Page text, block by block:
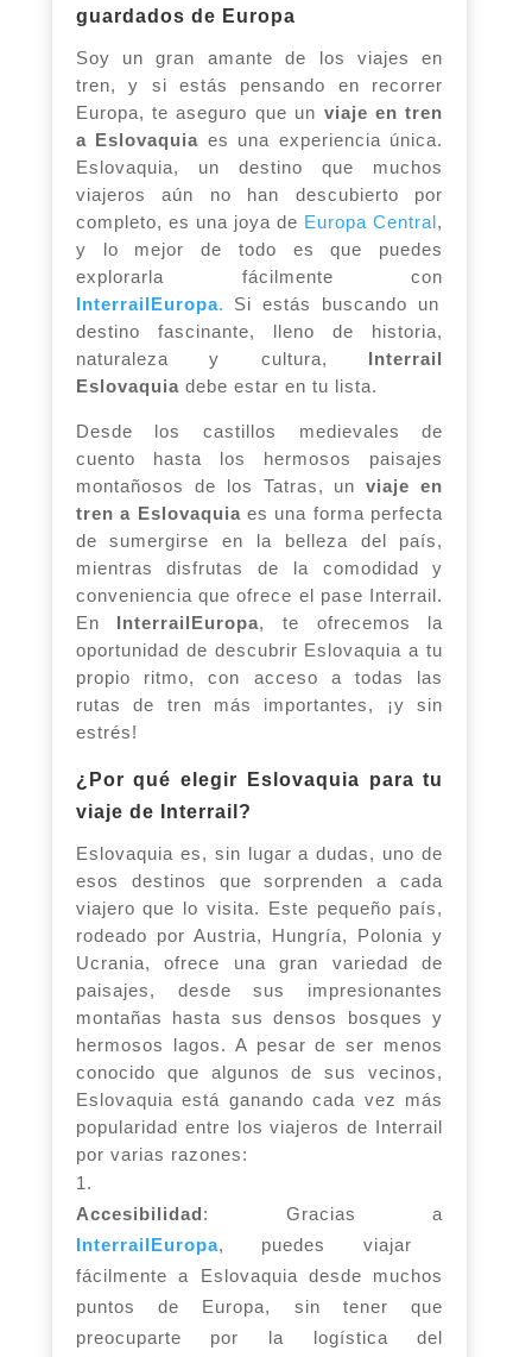
guardados de Europa
Soy un gran amante de los viajes en
tren, y si estás pensando en recorrer
Europa, te aseguro que un viaje en tren
a Eslovaquia es una experiencia única.
Eslovaquia, un destino que muchos
viajeros aún no han descubierto por
completo, es una joya de Europa Central,
y lo mejor de todo es que puedes
explorarla fácilmente con
InterrailEuropa.
Si estás buscando un
destino fascinante, lleno de historia,
naturaleza y cultura, Interrail
Eslovaquia debe estar en tu lista.
Desde los castillos medievales de
cuento hasta los hermosos paisajes
montañosos de los Tatras, unviaje en
tren a Eslovaquia es una forma perfecta
de sumergirse en la belleza del país,
mientras disfrutas de la comodidad y
conveniencia que ofrece el pase Interrail.
En InterrailEuropa, te ofrecemos la
oportunidad de descubrir Eslovaquia a tu
propio ritmo, con acceso a todas las
rutas de tren más importantes, ¡y sin
estrés!
¿Por qué elegir Eslovaquia para tu
viaje de Interrail?
Eslovaquia es, sin lugar a dudas, uno de
esos destinos que sorprenden a cada
viajero que lo visita. Este pequeño país,
rodeado por Austria, Hungría, Polonia y
Ucrania, ofrece una gran variedad de
paisajes, desde sus impresionantes
montañas hasta sus densos bosques y
hermosos lagos. A pesar de ser menos
conocido que algunos de sus vecinos,
Eslovaquia está ganando cada vez más
popularidad entre los viajeros de Interrail
por varias razones:
Accesibilidad: Gracias a
InterrailEuropa, puedes viajar
fácilmente a Eslovaquia desde muchos
puntos de Europa, sin tener que
preocuparte por la logística del